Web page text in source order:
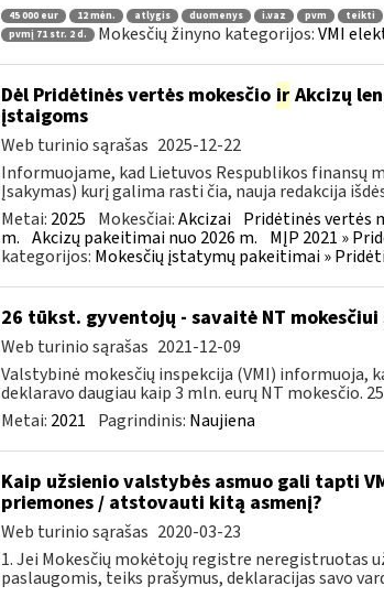
45 000 eur 12 mėn. atlygis duomenys i.vaz pvm teikti
pvmį 71 str. 2 d.
Mokesčių žinyno kategorijos:VMI
Dėl Pridėtinės vertės mokesčio irAkcizų
įstaigoms
Web turinio sąrašas 2025-12-22
Informuojame, kad Lietuvos Respublikos finansų
Įsakymas) kurį galima rasti čia, nauja redakcija
Metai: 2025 Mokesčiai:Akcizai Pridėtinės vertės
m. Akcizų pakeitimai nuo 2026 m. MĮP 2021 »
kategorijos: Mokesčių įstatymų pakeitimai »
26 tūkst. gyventojų - savaitė NT
Web turinio sąrašas 2021-12-09
Valstybinė mokesčių inspekcija (VMI) informuoja,
deklaravo daugiau kaip 3 mln. eurų NT mokesčio.
Metai: 2021 Pagrindinis: Naujiena
Kaip užsienio valstybės asmuo gali tapti
priemones / atstovauti kitą asmenį?
Web turinio sąrašas 2020-03-23
1. Jei Mokesčių mokėtojų registre neregistruotas
paslaugomis, teiks prašymus, deklaracijas savo